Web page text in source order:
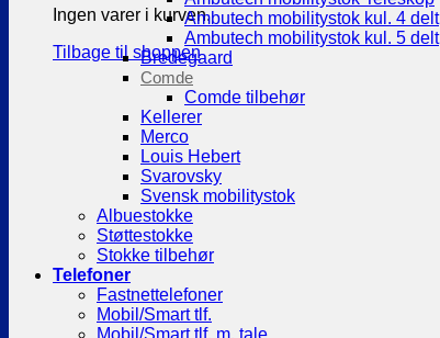
Ingen varer i kurven.
Tilbage til shoppen
Ambutech mobilitystok kul. 4 delt
Ambutech mobilitystok kul. 5 delt
Bredegaard
Comde
Comde tilbehør
Kellerer
Merco
Louis Hebert
Svarovsky
Svensk mobilitystok
Albuestokke
Støttestokke
Stokke tilbehør
Telefoner
Fastnettelefoner
Mobil/Smart tlf.
Mobil/Smart tlf. m. tale